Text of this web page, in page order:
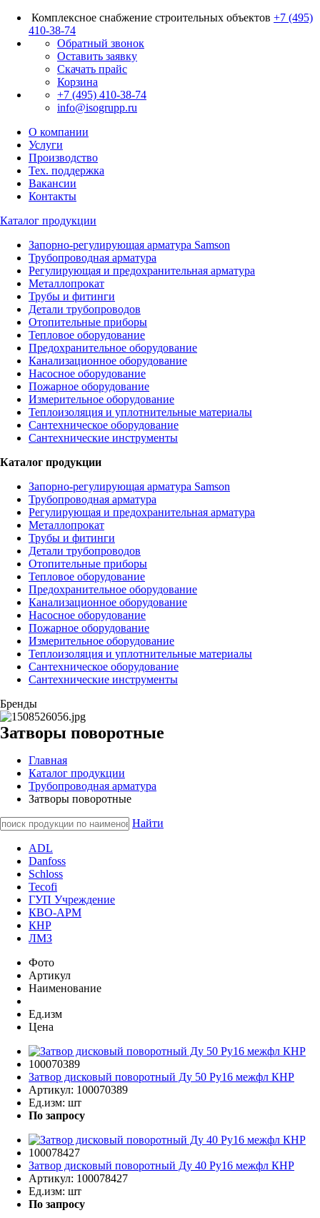
Комплексное снабжение строительных объектов +7 (495)
410-38-74
Обратный звонок
Оставить заявку
Скачать прайс
Корзина
+7 (495) 410-38-74
info@isogrupp.ru
О компании
Услуги
Производство
Тех. поддержка
Вакансии
Контакты
Каталог продукции
Запорно-регулирующая арматура Samson
Трубопроводная арматура
Регулирующая и предохранительная арматура
Металлопрокат
Трубы и фитинги
Детали трубопроводов
Отопительные приборы
Тепловое оборудование
Предохранительное оборудование
Канализационное оборудование
Насосное оборудование
Пожарное оборудование
Измерительное оборудование
Теплоизоляция и уплотнительные материалы
Сантехническое оборудование
Сантехнические инструменты
Каталог продукции
Запорно-регулирующая арматура Samson
Трубопроводная арматура
Регулирующая и предохранительная арматура
Металлопрокат
Трубы и фитинги
Детали трубопроводов
Отопительные приборы
Тепловое оборудование
Предохранительное оборудование
Канализационное оборудование
Насосное оборудование
Пожарное оборудование
Измерительное оборудование
Теплоизоляция и уплотнительные материалы
Сантехническое оборудование
Сантехнические инструменты
Бренды
Затворы поворотные
Главная
Каталог продукции
Трубопроводная арматура
Затворы поворотные
Найти
ADL
Danfoss
Schloss
Tecofi
ГУП Учреждение
КВО-АРМ
КНР
ЛМЗ
Фото
Артикул
Наименование
Ед.изм
Цена
100070389
Затвор дисковый поворотный Ду 50 Ру16 межфл КНР
Артикул: 100070389
Ед.изм: шт
По запросу
100078427
Затвор дисковый поворотный Ду 40 Ру16 межфл КНР
Артикул: 100078427
Ед.изм: шт
По запросу